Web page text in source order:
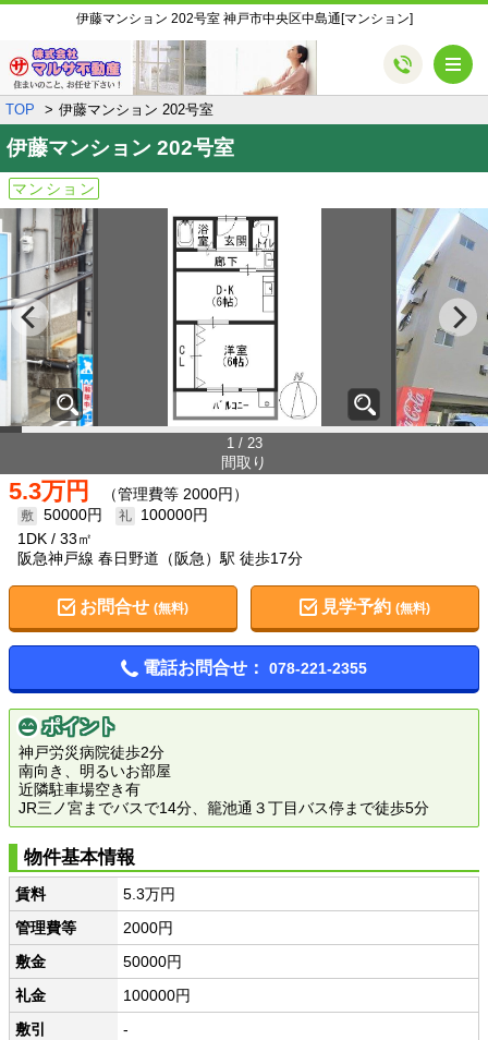
伊藤マンション 202号室 神戸市中央区中島通[マンション]
TOP 伊藤マンション 202号室
伊藤マンション 202号室
マンション
1 / 23
間取り
5.3万円 （管理費等 2000円）
50000円
100000円
1DK
33㎡
阪急神戸線 春日野道（阪急）駅 徒歩17分
お問合せ (無料) 見学予約(無料)
電話お問合せ： 078-221-2355
ポイント
神戸労災病院徒歩2分
南向き、明るいお部屋
近隣駐車場空き有
JR三ノ宮までバスで14分、籠池通３丁目バス停まで徒歩5分
物件基本情報
賃料
5.3万円
管理費等
2000円
敷金
50000円
礼金
100000円
敷引
-